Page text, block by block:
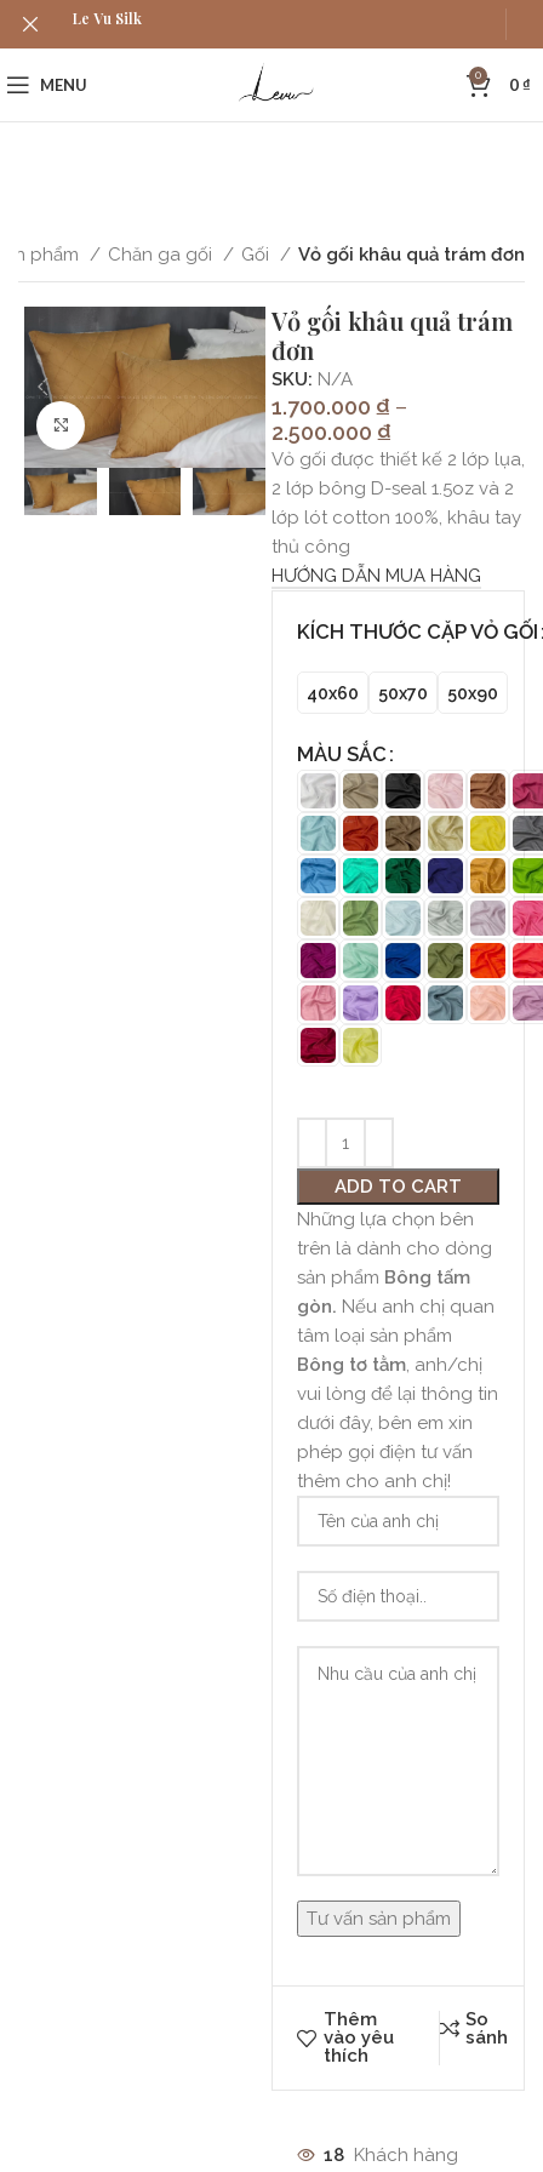
MENU 0 0₫
phẩm Chăn ga gối Gối Vỏ gối khâu quả trám đơn
Bấm để phóng to ảnh
Vỏ gối khâu quả trám
đơn
SKU: N/A
1.700.000 ₫ –
2.500.000 ₫
Vỏ gối được thiết kế 2 lớp lụa,
2 lớp bông D-seal 1.5oz và 2
lớp lót cotton 100%, khâu tay
thủ công
HƯỚNG DẪN MUA HÀNG
KÍCH THƯỚC CẶP VỎ GỐI
40x60 50x70 50x90
MÀU SẮC
ADD TO CART
Những lựa chọn bên
trên là dành cho dòng
sản phẩm Bông tấm
gòn. Nếu anh chị quan
tâm loại sản phẩm
Bông tơ tằm, anh/chị
vui lòng để lại thông tin
dưới đây, bên em xin
phép gọi điện tư vấn
thêm cho anh chị!
Thêm
vào yêu
thích
So
sánh
18 Khách hàng
Le Vu Silk